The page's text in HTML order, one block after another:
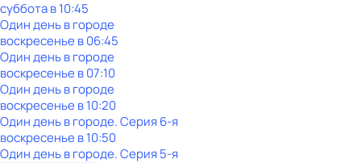
субботав10:45
Один день в городе
воскресенье в06:45
Один день в городе
воскресенье в07:10
Один день в городе
воскресенье в10:20
Один день в городе. Серия 6-я
воскресенье в10:50
Один день в городе. Серия 5-я